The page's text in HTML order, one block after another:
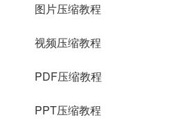
图片压缩教程
视频压缩教程
PDF压缩教程
PPT压缩教程